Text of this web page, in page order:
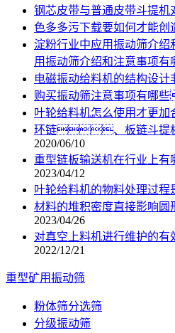
钢芯皮带与普通皮带斗提机
色多多污下载要如何才能创
淀粉行业中应用振动筛介绍
用振动筛介绍和注意事项有
电磁振动给料机的结构设计
购买振动筛注意事项有哪
叶轮给料机怎么使用才更加
环链、板链斗提机
2020/06/10
重型链板输送机在行业上
2023/04/12
叶轮给料机的物料处理过程
材料的堆积密度直接影响圆
2023/04/26
对真空上料机进行维护的
2022/12/21
重型矿用振动筛
粉体筛分选筛
分级振动筛